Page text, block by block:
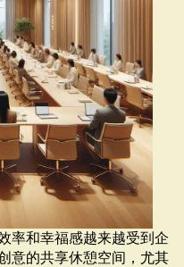
率和幸福感越来越受到企
意的共享休憩空间，尤其